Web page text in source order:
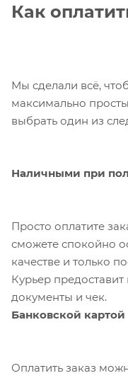
Как
Мы сделали всё,
максимально
выбрать один из
Наличными при
Просто оплатите
сможете спокойно
качестве и только
Курьер
документы и чек.
Банковской картой
Оплатить заказ